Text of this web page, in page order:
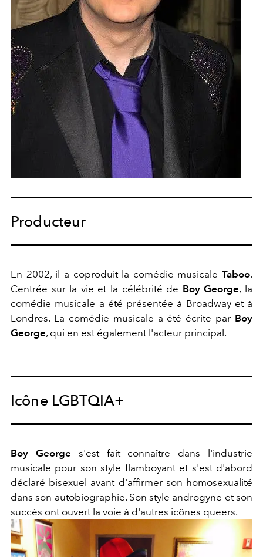
Producteur
En 2002, il a coproduit la comédie musicale Taboo.
Centrée sur la vie et la célébrité de Boy George, la
comédie musicale a été présentée à Broadway et à
Londres. La comédie musicale a été écrite par Boy
George, qui en est également l'acteur principal.
Icône LGBTQIA+
Boy George s'est fait connaître dans l'industrie
musicale pour son style flamboyant et s'est d'abord
déclaré bisexuel avant d'affirmer son homosexualité
dans son autobiographie. Son style androgyne et son
succès ont ouvert la voie à d'autres icônes queers.